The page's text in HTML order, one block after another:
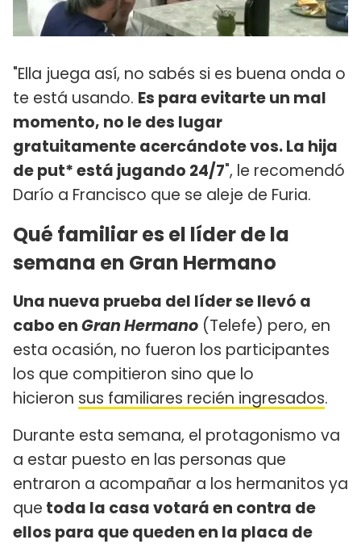
"Ella juega así, no sabés si es buena onda o
te está usando. Es para evitarte un mal
momento, no le des lugar
gratuitamente acercándote vos. La hija
de put* está jugando 24/7", le recomendó
Darío a Francisco que se aleje de Furia.
Qué familiar es el líder de la
semana en Gran Hermano
Una nueva prueba del líder se llevó a
cabo enGran Hermano (Telefe) pero, en
esta ocasión, no fueron los participantes
los que compitieron sino que lo
hicieron sus familiares recién ingresados.
Durante esta semana, el protagonismo va
a estar puesto en las personas que
entraron a acompañar a los hermanitos ya
que toda la casa votará en contra de
ellos para que queden en la placa de